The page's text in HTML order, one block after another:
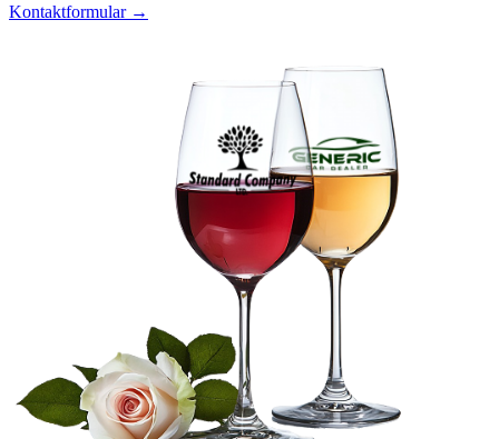
Kontaktformular →